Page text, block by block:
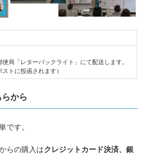
局「レターパックライト」にて配送します。
トに投函されます）
から
です。
らの購入はクレジットカード決済、銀